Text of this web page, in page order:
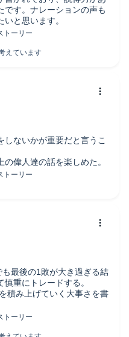
です。ナレーションの声も
と思います。
ないかが重要だと言うこ
偉人達の話を楽しめた。
最後の1敗が大き過ぎる結
重にトレードする。
積み上げていく大事さを書